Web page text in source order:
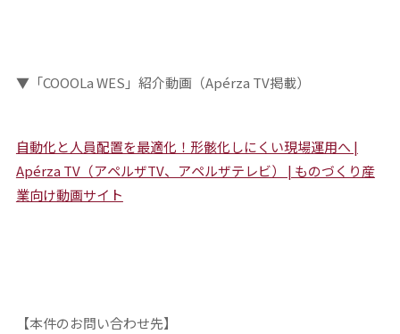
▼「COOOLa WES」紹介動画（Apérza TV掲載）
自動化と人員配置を最適化！形骸化しにくい現場運用へ |
Apérza TV（アペルザTV、アペルザテレビ） | ものづくり産
業向け動画サイト
【本件のお問い合わせ先】